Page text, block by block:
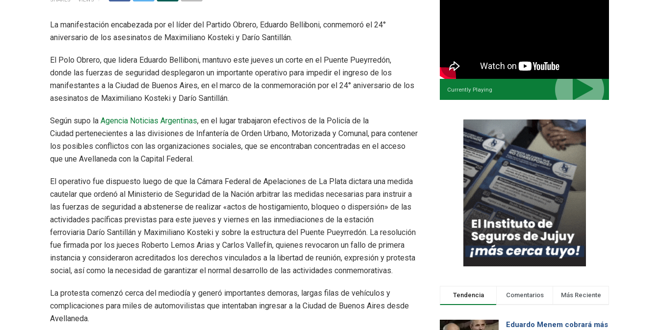
La manifestación encabezada por el líder del Partido Obrero, Eduardo Belliboni, conmemoró el 24°
aniversario de los asesinatos de Maximiliano Kosteki y Darío Santillán.
El Polo Obrero, que lidera Eduardo Belliboni, mantuvo este jueves un corte en el Puente Pueyrredón,
donde las fuerzas de seguridad desplegaron un importante operativo para impedir el ingreso de los
manifestantes a la Ciudad de Buenos Aires, en el marco de la conmemoración por el 24° aniversario de los
asesinatos de Maximiliano Kosteki y Darío Santillán.
Según supo la Agencia Noticias Argentinas, en el lugar trabajaron efectivos de la Policía de la
Ciudad pertenecientes a las divisiones de Infantería de Orden Urbano, Motorizada y Comunal, para contener
los posibles conflictos con las organizaciones sociales, que se encontraban concentradas en el acceso
que une Avellaneda con la Capital Federal.
El operativo fue dispuesto luego de que la Cámara Federal de Apelaciones de La Plata dictara una medida
cautelar que ordenó al Ministerio de Seguridad de la Nación arbitrar las medidas necesarias para instruir a
las fuerzas de seguridad a abstenerse de realizar «actos de hostigamiento, bloqueo o dispersión» de las
actividades pacíficas previstas para este jueves y viernes en las inmediaciones de la estación
ferroviaria Darío Santillán y Maximiliano Kosteki y sobre la estructura del Puente Pueyrredón. La resolución
fue firmada por los jueces Roberto Lemos Arias y Carlos Vallefín, quienes revocaron un fallo de primera
instancia y consideraron acreditados los derechos vinculados a la libertad de reunión, expresión y protesta
social, así como la necesidad de garantizar el normal desarrollo de las actividades conmemorativas.
La protesta comenzó cerca del mediodía y generó importantes demoras, largas filas de vehículos y
complicaciones para miles de automovilistas que intentaban ingresar a la Ciudad de Buenos Aires desde
Avellaneda.
Currently Playing
Tendencia Comentarios Más Reciente
Eduardo Menem cobrará más